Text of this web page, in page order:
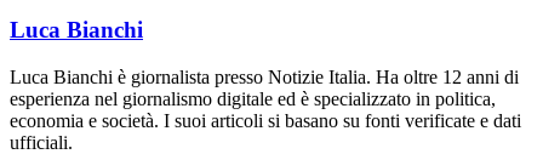
Luca Bianchi
Luca Bianchi è giornalista presso Notizie Italia. Ha oltre 12 anni di
esperienza nel giornalismo digitale ed è specializzato in politica,
economia e società. I suoi articoli si basano su fonti verificate e dati
ufficiali.